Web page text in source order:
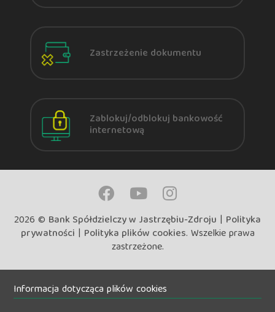
Zastrzeżenie dokumentu
Zablokuj/odblokuj bankowość
internetową
2026 © Bank Spółdzielczy w Jastrzębiu-Zdroju | Polityka
prywatności | Polityka plików cookies. Wszelkie prawa
zastrzeżone.
Informacja dotycząca plików cookies